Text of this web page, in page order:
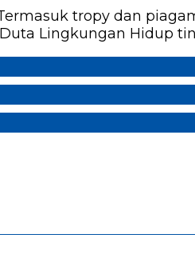
tropy dan
Lingkungan Hidup